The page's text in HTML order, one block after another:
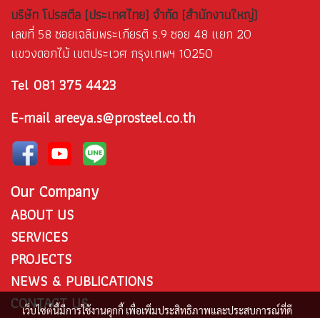
บริษัท โปรสตีล (ประเทศไทย) จำกัด (สำนักงานใหญ่)
เลขที่ 58 ซอยเฉลิมพระเกียรติ ร.9 ซอย 48 แยก 20
แขวงดอกไม้ เขตประเวศ กรุงเทพฯ 10250
Tel 081 375 4423
E-mail areeya.s@prosteel.co.th
Our Company
ABOUT US
SERVICES
PROJECTS
NEWS & PUBLICATIONS
CONTACT US
เว็บไซต์นี้มีการใช้งานคุกกี้ เพื่อเพิ่มประสิทธิภาพและประสบการณ์ที่ดี